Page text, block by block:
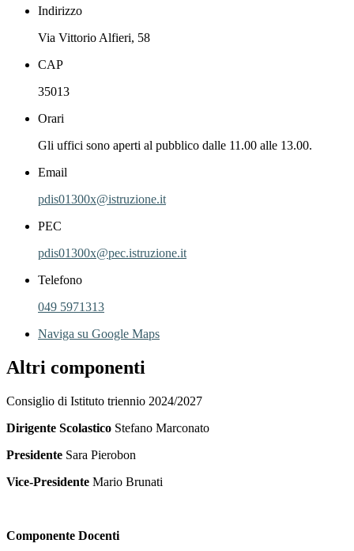
Indirizzo
Via Vittorio Alfieri, 58
CAP
35013
Orari
Gli uffici sono aperti al pubblico dalle 11.00 alle 13.00.
Email
pdis01300x@istruzione.it
PEC
pdis01300x@pec.istruzione.it
Telefono
049 5971313
Naviga su Google Maps
Altri componenti
Consiglio di Istituto triennio 2024/2027
Dirigente Scolastico Stefano Marconato
Presidente Sara Pierobon
Vice-Presidente Mario Brunati
Componente Docenti